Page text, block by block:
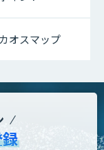
オスマップ